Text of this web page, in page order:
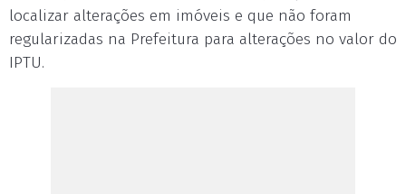
localizar alterações em imóveis e que não foram
regularizadas na Prefeitura para alterações no valor do
IPTU.